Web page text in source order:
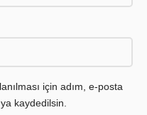
için adım, e-posta
kaydedilsin.